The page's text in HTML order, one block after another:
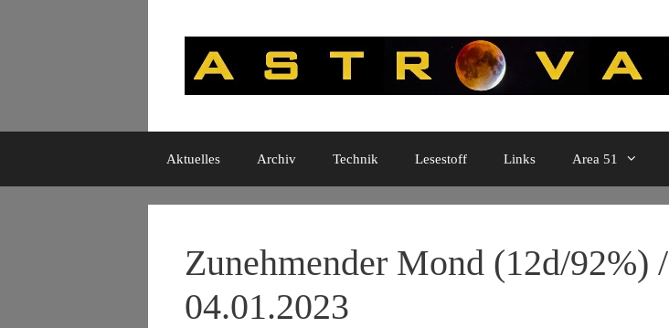
Aktuelles Archiv Technik Lesestoff Links Area 51
Zunehmender Mond (12d/92%) /
04.01.2023